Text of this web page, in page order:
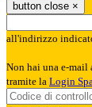
button close ×
all'indirizzo
Non hai una e-mail
tramite la Login